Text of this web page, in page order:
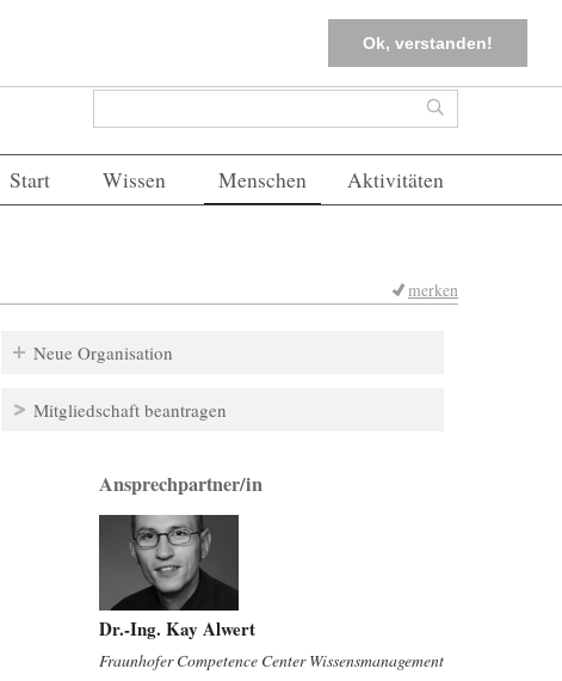
Ok, verstanden!
FAQs Einloggen
Suchformular Suche
Start Wissen Menschen Aktivitäten
merken
Neue Organisation
Mitgliedschaft beantragen
Ansprechpartner/in
Dr.-Ing. Kay Alwert
Fraunhofer Competence Center Wissensmanagement